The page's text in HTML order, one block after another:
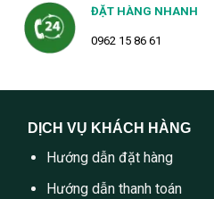
ĐẶT HÀNG NHANH
0962 15 86 61
DỊCH VỤ KHÁCH HÀNG
Hướng dẫn đặt hàng
Hướng dẫn thanh toán